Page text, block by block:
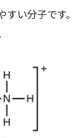
い分子です。